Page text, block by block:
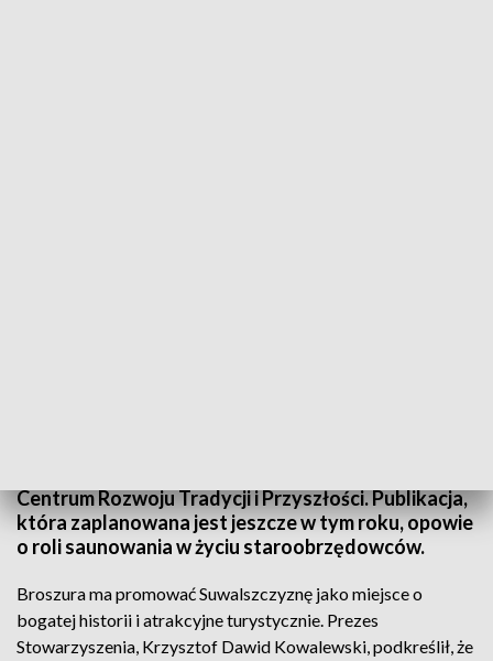
Centrum Rozwoju Tradycji i Przyszłości. Publikacja,
która zaplanowana jest jeszcze w tym roku, opowie
o roli saunowania w życiu staroobrzędowców.
Broszura ma promować Suwalszczyznę jako miejsce o
bogatej historii i atrakcyjne turystycznie. Prezes
Stowarzyszenia, Krzysztof Dawid Kowalewski, podkreślił, że